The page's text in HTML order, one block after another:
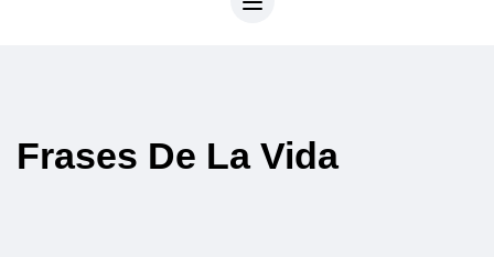
Frases De La Vida